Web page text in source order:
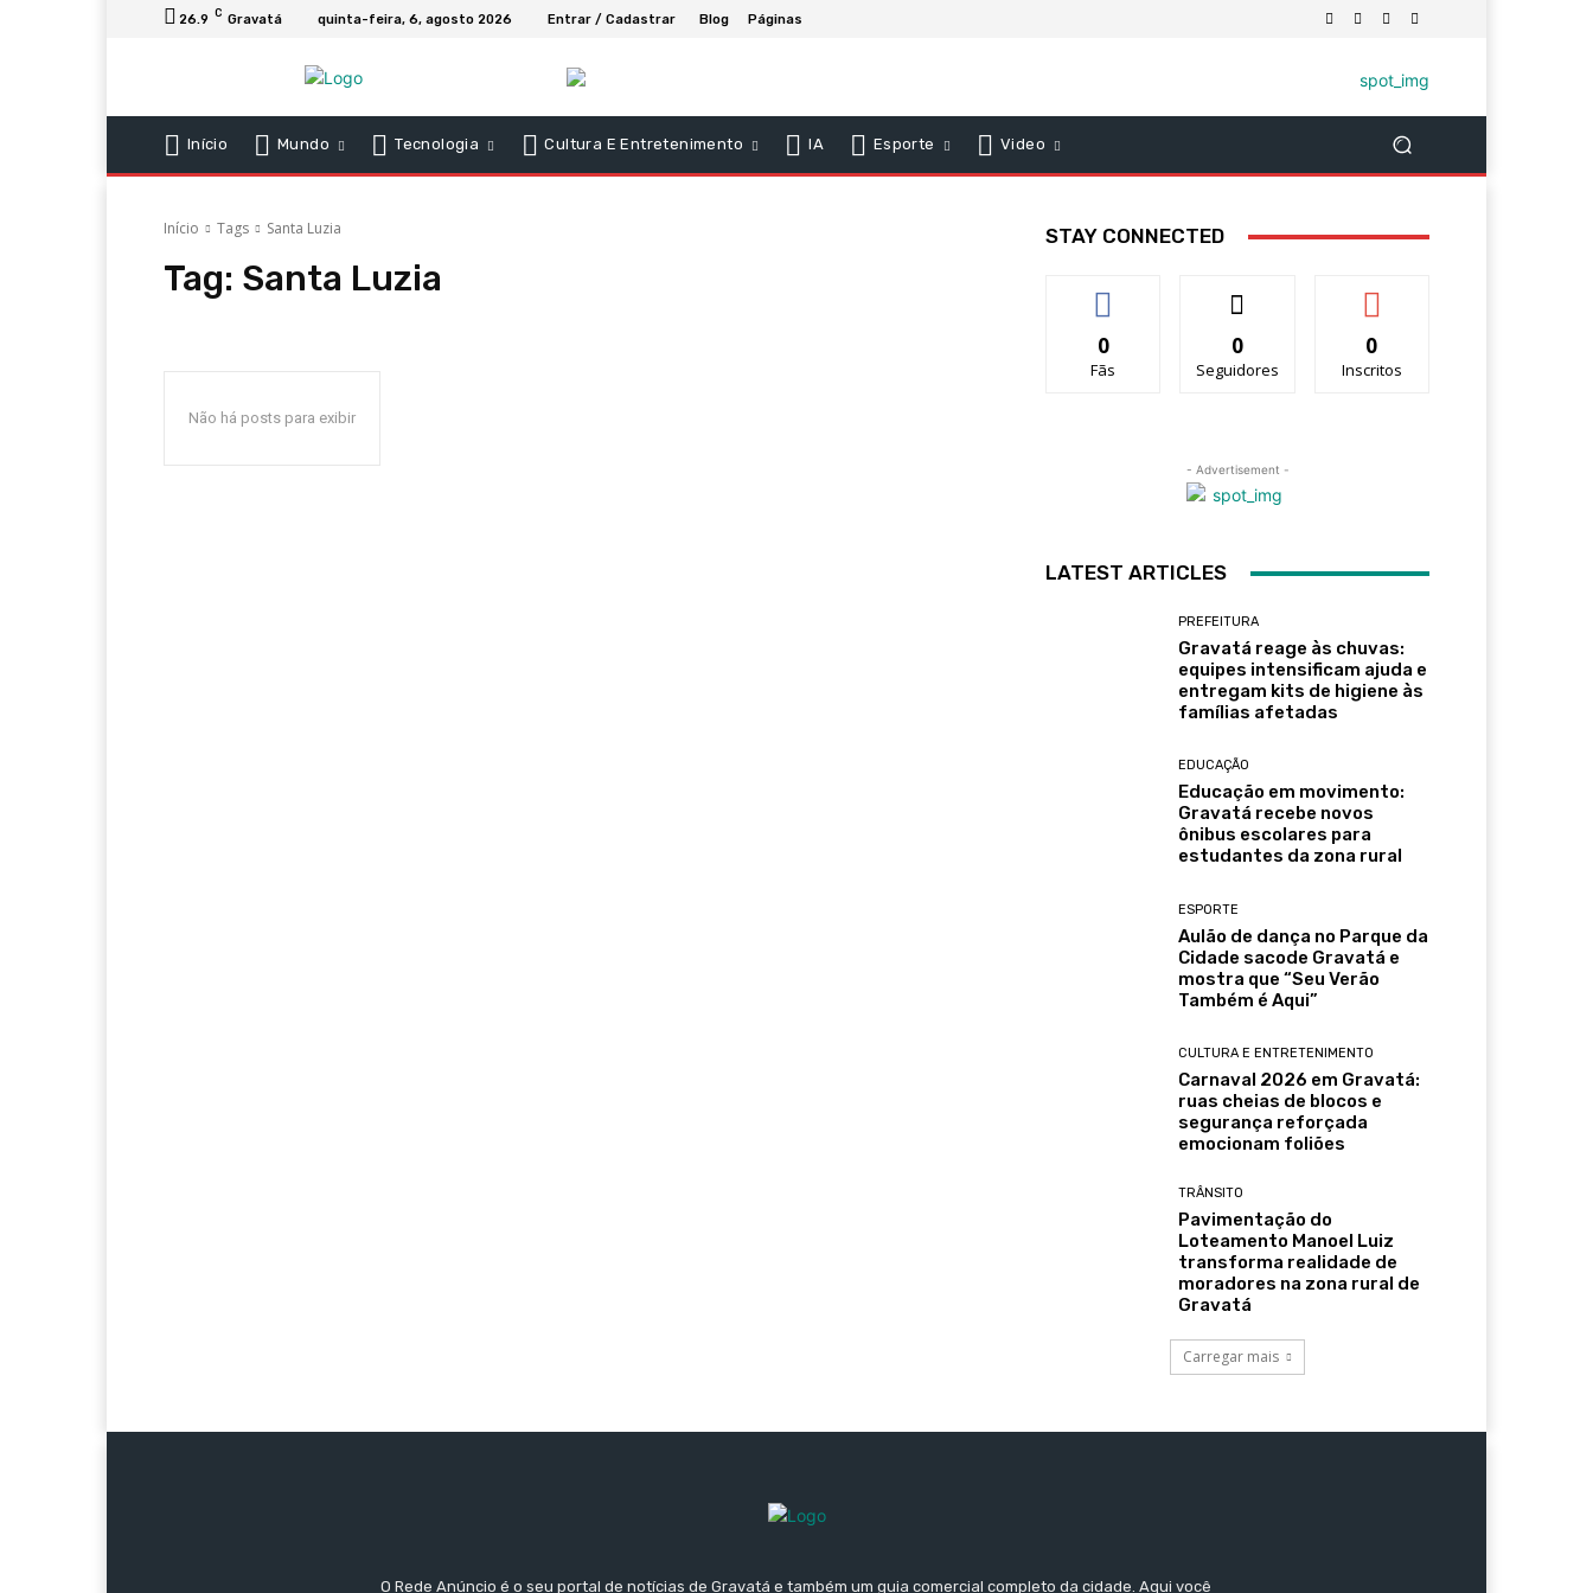
26.9 C Gravatá quinta-feira, 6, agosto 2026 Entrar / Cadastrar Blog Páginas
Início Mundo Tecnologia Cultura E Entretenimento IA Esporte Video
Início Tags Santa Luzia
Tag: Santa Luzia
Não há posts para exibir
STAY CONNECTED
0
Fãs
0
Seguidores
0
Inscritos
- Advertisement -
LATEST ARTICLES
PREFEITURA
Gravatá reage às chuvas:
equipes intensificam ajuda e
entregam kits de higiene às
famílias afetadas
EDUCAÇÃO
Educação em movimento:
Gravatá recebe novos
ônibus escolares para
estudantes da zona rural
ESPORTE
Aulão de dança no Parque da
Cidade sacode Gravatá e
mostra que “Seu Verão
Também é Aqui”
CULTURA E ENTRETENIMENTO
Carnaval 2026 em Gravatá:
ruas cheias de blocos e
segurança reforçada
emocionam foliões
TRÂNSITO
Pavimentação do
Loteamento Manoel Luiz
transforma realidade de
moradores na zona rural de
Gravatá
Carregar mais
O Rede Anúncio é o seu portal de notícias de Gravatá e também um guia comercial completo da cidade. Aqui você